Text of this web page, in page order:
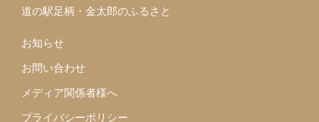
道の駅足柄・金太郎のふるさと
お知らせ
お問い合わせ
メディア関係者様へ
プライバシーポリシー